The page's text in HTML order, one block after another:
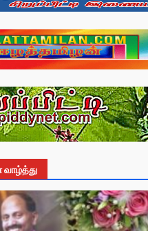
வாழ்த்து